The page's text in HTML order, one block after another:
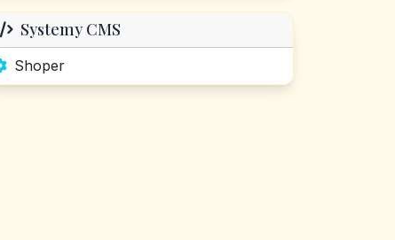
Systemy CMS
Shoper